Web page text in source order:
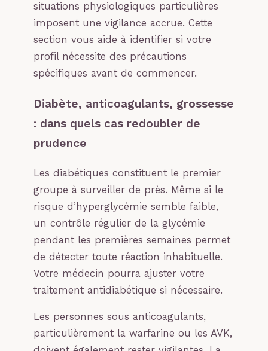
situations physiologiques particulières
imposent une vigilance accrue. Cette
section vous aide à identifier si votre
profil nécessite des précautions
spécifiques avant de commencer.
Diabète, anticoagulants, grossesse
: dans quels cas redoubler de
prudence
Les diabétiques constituent le premier
groupe à surveiller de près. Même si le
risque d’hyperglycémie semble faible,
un contrôle régulier de la glycémie
pendant les premières semaines permet
de détecter toute réaction inhabituelle.
Votre médecin pourra ajuster votre
traitement antidiabétique si nécessaire.
Les personnes sous anticoagulants,
particulièrement la warfarine ou les AVK,